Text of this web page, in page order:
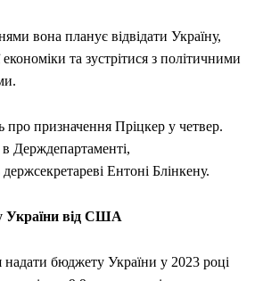
вона планує відвідати Україну,
та зустрітися з політичними
про призначення Пріцкер у четвер.
Держдепартаменті,
Ентоні Блінкену.
України від США
бюджету України у 2023 році